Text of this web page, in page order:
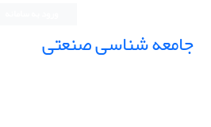
جامعه شناسی صنعتی